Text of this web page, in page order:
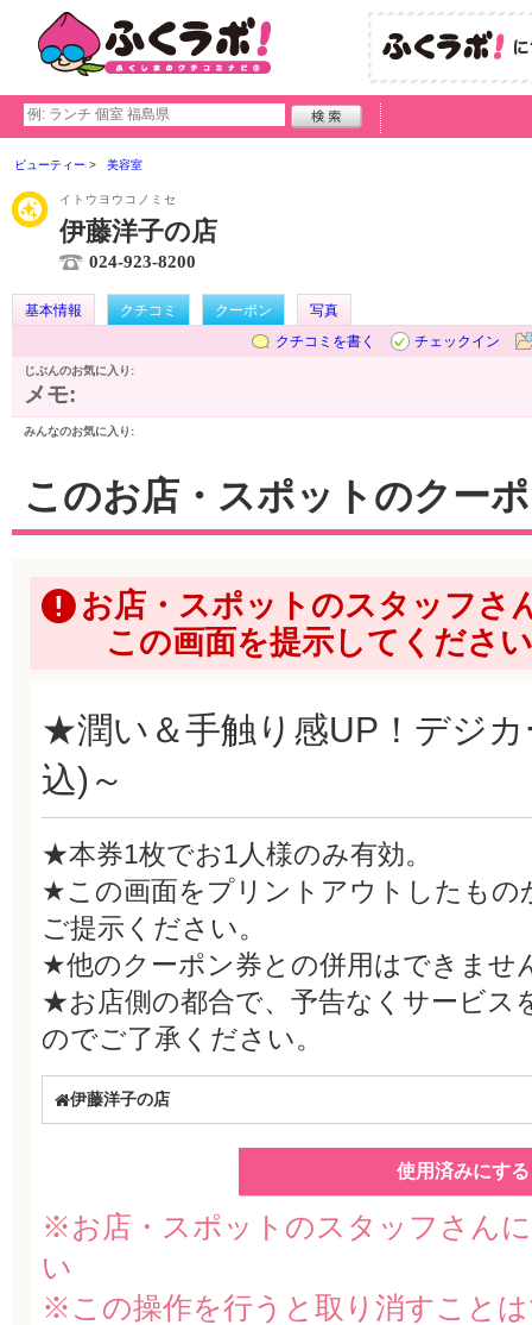
ビューティー 美容室
イトウヨウコノミセ
伊藤洋子の店
024-923-8200
基本情報 クチコミ クーポン
写真
クチコミを書く
チェックイン
じぶんのお気に入り:
メモ:
みんなのお気に入り:
このお店・スポットのクー
お店・スポットのスタッフさ
この画面を提示してください
★潤い＆手触り感UP！デジ
込)～
★本券1枚でお1人様のみ有効。
★この画面をプリントアウトしたもの
ご提示ください。
★他のクーポン券との併用はできませ
★お店側の都合で、予告なくサービス
のでご了承ください。
伊藤洋子の店
使用済みにする
※お店・スポットのスタッフさん
い
※この操作を行うと取り消すこと